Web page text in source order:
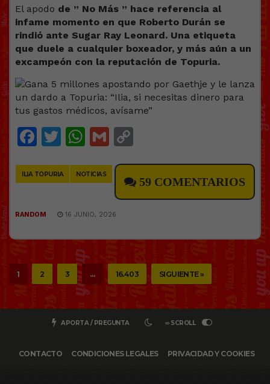
El apodo de ” No Más ” hace referencia al
infame momento en que Roberto Durán se
rindió ante Sugar Ray Leonard. Una etiqueta
que duele a cualquier boxeador, y más aún a un
excampeón con la reputación de Topuria.
Facebook
Twitter
WhatsApp
Gmail
ILIA TOPURIA NOTICIAS
59 COMENTARIOS
RANDOM 16 JUNIO, 2026
1 2 3 … 16.403 SIGUIENTE »
APORTA / PREGUNTA ∞ SCROLL
CONTACTO CONDICIONES LEGALES PRIVACIDAD Y COOKIES